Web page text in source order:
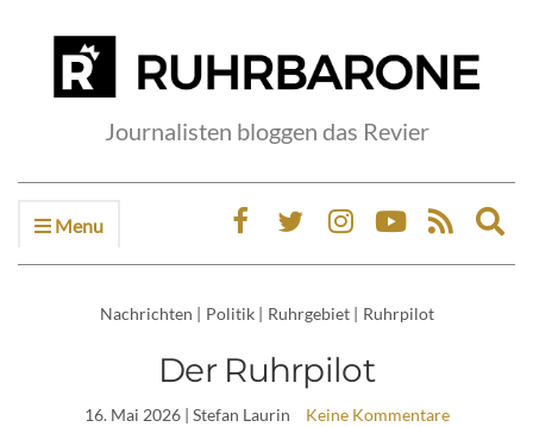
Journalisten bloggen das Revier
Menu
Nachrichten | Politik | Ruhrgebiet | Ruhrpilot
Der Ruhrpilot
16. Mai 2026| Stefan Laurin Keine Kommentare